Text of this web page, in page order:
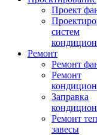
Проект
систем
Ремонт
Ремонт
Ремонт
Заправка
Ремонт
завесы